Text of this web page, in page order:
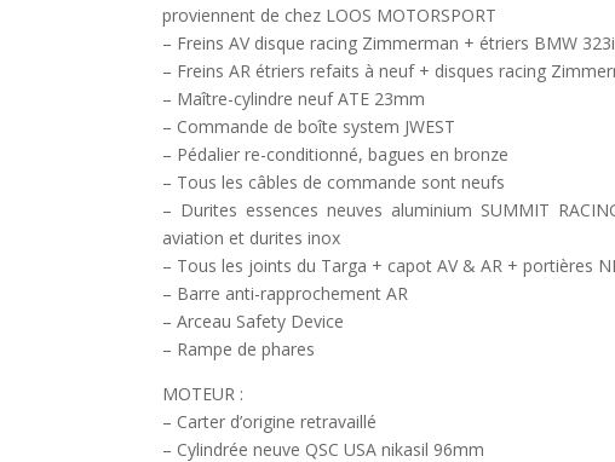
proviennent de chez LOOS MOTORSPORT
– Freins AV disque racing Zimmerman + étriers BMW 323i
– Freins AR étriers refaits à neuf + disques racing
– Maître-cylindre neuf ATE 23mm
– Commande de boîte system JWEST
– Pédalier re-conditionné, bagues en bronze
– Tous les câbles de commande sont neufs
– Durites essences neuves aluminium SUMMIT
aviation et durites inox
– Tous les joints du Targa + capot AV & AR + portières
– Barre anti-rapprochement AR
– Arceau Safety Device
– Rampe de phares
MOTEUR :
– Carter d’origine retravaillé
– Cylindrée neuve QSC USA nikasil 96mm